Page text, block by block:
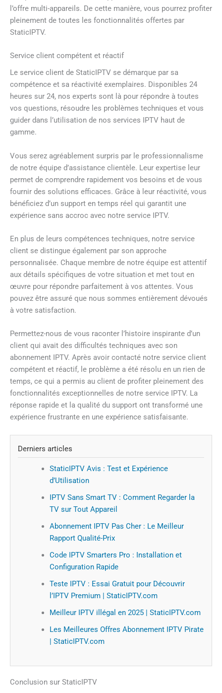
l’offre multi-appareils. De cette manière, vous pourrez profiter
pleinement de toutes les fonctionnalités offertes par
StaticIPTV.
Service client compétent et réactif
Le service client de StaticIPTV se démarque par sa
compétence et sa réactivité exemplaires. Disponibles 24
heures sur 24, nos experts sont là pour répondre à toutes
vos questions, résoudre les problèmes techniques et vous
guider dans l’utilisation de nos services IPTV haut de
gamme.
Vous serez agréablement surpris par le professionnalisme
de notre équipe d’assistance clientèle. Leur expertise leur
permet de comprendre rapidement vos besoins et de vous
fournir des solutions efficaces. Grâce à leur réactivité, vous
bénéficiez d’un support en temps réel qui garantit une
expérience sans accroc avec notre service IPTV.
En plus de leurs compétences techniques, notre service
client se distingue également par son approche
personnalisée. Chaque membre de notre équipe est attentif
aux détails spécifiques de votre situation et met tout en
œuvre pour répondre parfaitement à vos attentes. Vous
pouvez être assuré que nous sommes entièrement dévoués
à votre satisfaction.
Permettez-nous de vous raconter l’histoire inspirante d’un
client qui avait des difficultés techniques avec son
abonnement IPTV. Après avoir contacté notre service client
compétent et réactif, le problème a été résolu en un rien de
temps, ce qui a permis au client de profiter pleinement des
fonctionnalités exceptionnelles de notre service IPTV. La
réponse rapide et la qualité du support ont transformé une
expérience frustrante en une expérience satisfaisante.
Derniers articles
StaticIPTV Avis : Test et Expérience
d’Utilisation
IPTV Sans Smart TV : Comment Regarder la
TV sur Tout Appareil
Abonnement IPTV Pas Cher : Le Meilleur
Rapport Qualité-Prix
Code IPTV Smarters Pro : Installation et
Configuration Rapide
Teste IPTV : Essai Gratuit pour Découvrir
l’IPTV Premium | StaticIPTV.com
Meilleur IPTV illégal en 2025 | StaticIPTV.com
Les Meilleures Offres Abonnement IPTV Pirate
| StaticIPTV.com
Conclusion sur StaticIPTV